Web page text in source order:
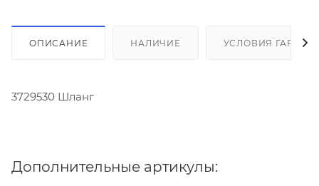
ОПИСАНИЕ НАЛИЧИЕ УСЛОВИЯ
3729530 Шланг
Дополнительные артикулы: